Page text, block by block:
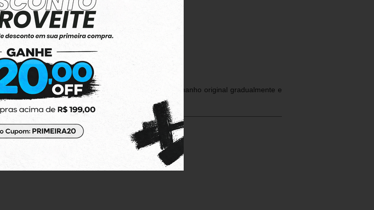
garantir fechamento e segurança.
e memória média, fazendo com que ele volte ao tamanho original gradualmente e